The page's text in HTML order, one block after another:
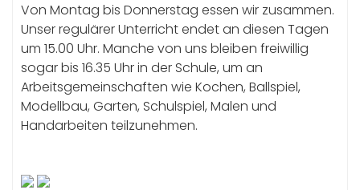
Von Montag bis Donnerstag essen wir zusammen.
Unser regulärer Unterricht endet an diesen Tagen
um 15.00 Uhr. Manche von uns bleiben freiwillig
sogar bis 16.35 Uhr in der Schule, um an
Arbeitsgemeinschaften wie Kochen, Ballspiel,
Modellbau, Garten, Schulspiel, Malen und
Handarbeiten teilzunehmen.